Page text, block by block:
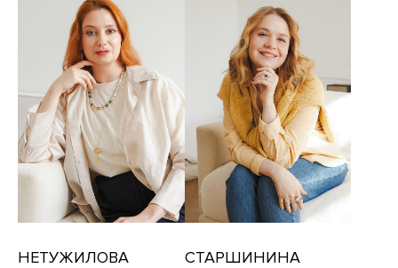
НЕТУЖИЛОВА
СТАРШИНИНА